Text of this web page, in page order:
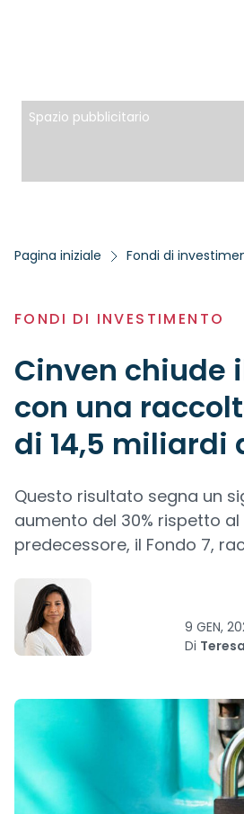
Spazio pubblicitario
Pagina iniziale Fondi di
FONDI DI INVESTIMENTO
Cinven chiude
con una
di 14,5 miliardi
Questo risultato segna un
aumento del 30% rispetto al
predecessore, il Fondo 7,
9 GEN,
Di